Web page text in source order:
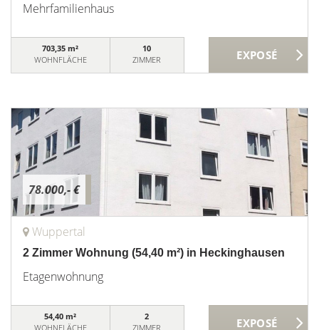
Mehrfamilienhaus
703,35 m²
WOHNFLÄCHE
10
ZIMMER
78.000,- €
Wuppertal
2 Zimmer Wohnung (54,40 m²) in Heckinghausen
Etagenwohnung
54,40 m²
WOHNFLÄCHE
2
ZIMMER